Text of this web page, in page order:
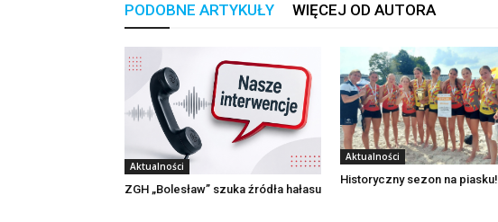
PODOBNE ARTYKUŁY WIĘCEJ OD AUTORA
Aktualności
ZGH „Bolesław” szuka źródła hałasu
Aktualności
Historyczny sezon na piasku!